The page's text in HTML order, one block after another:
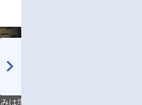
みは塩だけ